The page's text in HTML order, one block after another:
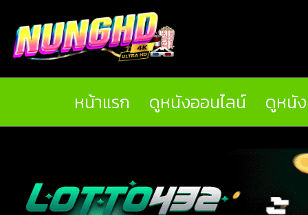
หน้าแรก ดูหนังออนไลน์ ดูหนั